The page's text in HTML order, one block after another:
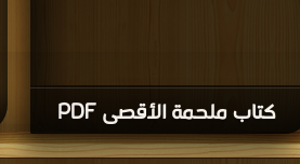
كتاب ملحمة الأقصى PDF